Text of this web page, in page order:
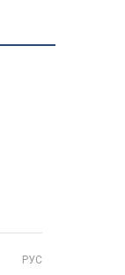
РУС